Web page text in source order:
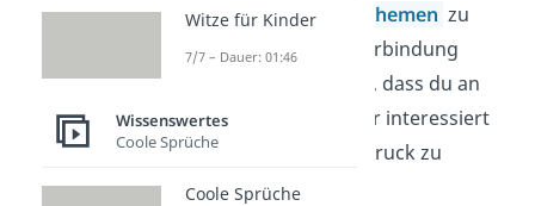
tiefereGesprächsthemen zu
finden, um eine Verbindung
. Zeige, dass du an
deinem Gegenüber interessiert
bist, ohne zu viel Druck zu
erzeugen.
Witze für Kinder
7/7 – Dauer: 01:46
Wissenswertes
Coole Sprüche
Coole Sprüche